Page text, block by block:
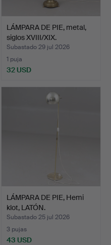
LÁMPARA DE PIE, metal,
siglos XVIII/XIX.
Subastado 29 jul 2026
1 puja
32 USD
LÁMPARA DE PIE, Hemi
klot, LATÓN.
Subastado 25 jul 2026
3 pujas
43 USD